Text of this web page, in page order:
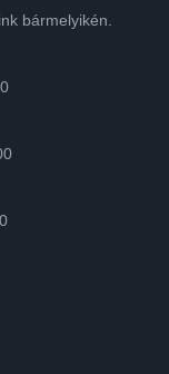
bármelyikén.